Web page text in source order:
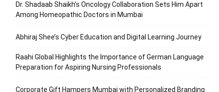
Dr. Shadaab Shaikh’s Oncology Collaboration Sets Him Apart
Among Homeopathic Doctors in Mumbai
Abhiraj Shee’s Cyber Education and Digital Learning Journey
Raahi Global Highlights the Importance of German Language
Preparation for Aspiring Nursing Professionals
Corporate Gift Hampers Mumbai with Personalized Branding